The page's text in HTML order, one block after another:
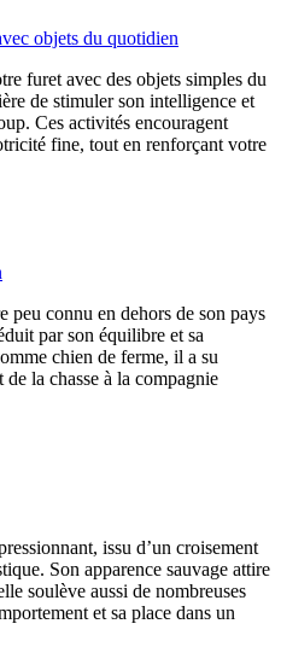
objets du quotidien
furet avec des objets simples du
de stimuler son intelligence et
Ces activités encouragent
fine, tout en renforçant votre
peu connu en dehors de son pays
par son équilibre et sa
chien de ferme, il a su
de la chasse à la compagnie
issu d’un croisement
Son apparence sauvage attire
soulève aussi de nombreuses
et sa place dans un